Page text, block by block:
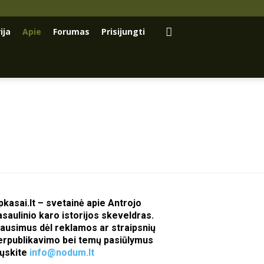
Apie Forumas Prisijungti
– svetainė apie Antrojo
karo istorijos skeveldras.
dėl reklamos ar straipsnių
bei temų pasiūlymus
info@nodum.lt